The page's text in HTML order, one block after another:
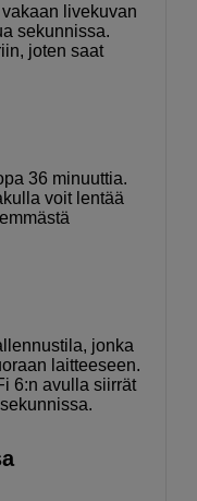
livekuvan
sekunnissa.
joten saat
36 minuuttia.
voit lentää
jonka
laitteeseen.
6:n avulla siirrät